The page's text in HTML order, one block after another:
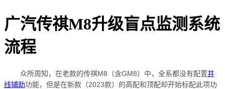
广汽传祺M8升级盲点监测系统
流程
众所周知，在老款的传祺M8（含GM8）中，全系都没有配置并
线辅助功能，但是在新款（2023款）的高配和顶配却开始标配此项功